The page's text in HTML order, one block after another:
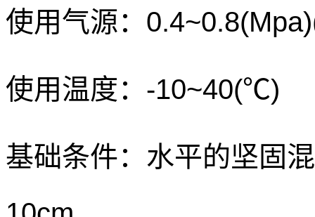
使用气源：
使用温度： -10~40(℃)
基础条件：水平的坚固